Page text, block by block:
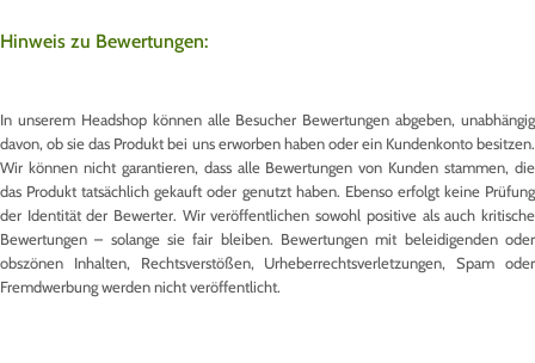
Hinweis zu Bewertungen:
In unserem Headshop können alle Besucher Bewertungen abgeben, unabhängig
davon, ob sie das Produkt bei uns erworben haben oder ein Kundenkonto besitzen.
Wir können nicht garantieren, dass alle Bewertungen von Kunden stammen, die
das Produkt tatsächlich gekauft oder genutzt haben. Ebenso erfolgt keine Prüfung
der Identität der Bewerter. Wir veröffentlichen sowohl positive als auch kritische
Bewertungen – solange sie fair bleiben. Bewertungen mit beleidigenden oder
obszönen Inhalten, Rechtsverstößen, Urheberrechtsverletzungen, Spam oder
Fremdwerbung werden nicht veröffentlicht.